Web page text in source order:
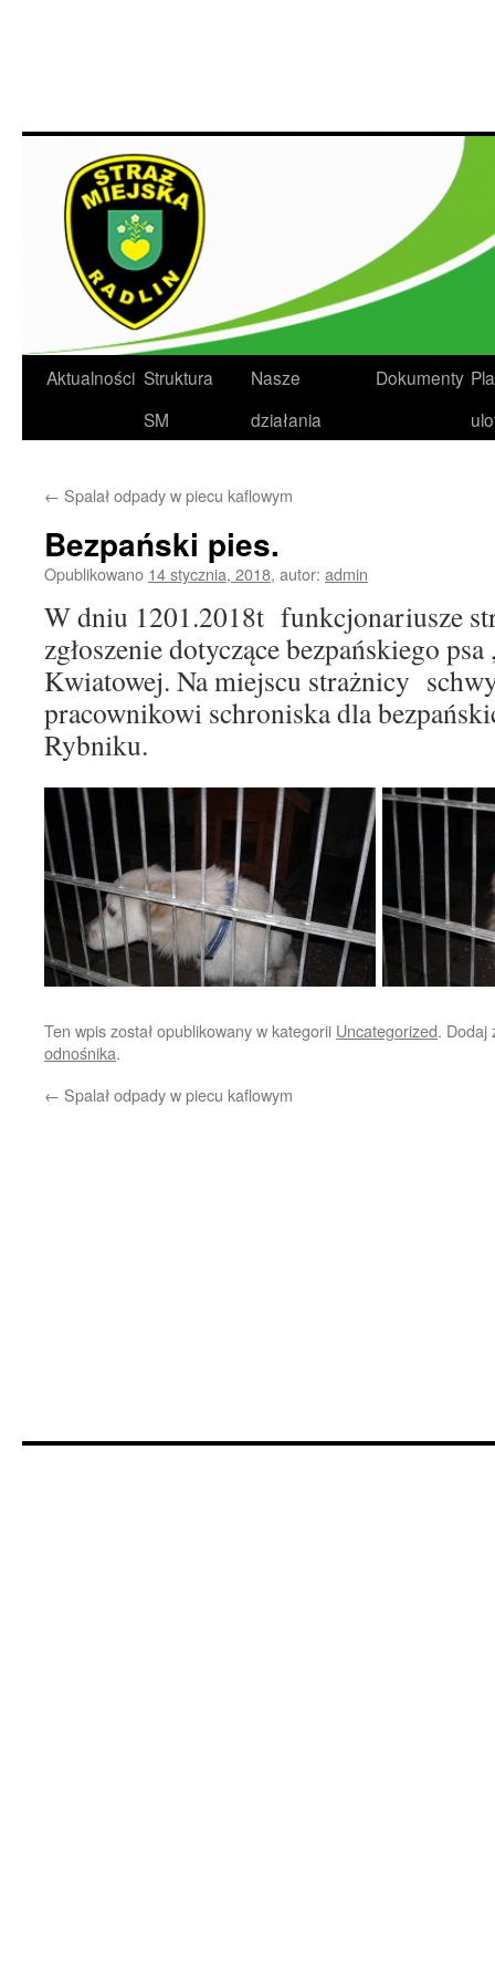
Aktualności Struktura
SM
Nasze
działania
Dokumenty
← Spalał odpady w piecu kaflowym
Bezpański pies.
Opublikowano 14 stycznia, 2018, autor: admin
W dniu 1201.2018t funkcjonariusze
zgłoszenie dotyczące bezpańskiego
Kwiatowej. Na miejscu strażnicy
pracownikowi schroniska dla
Rybniku.
Ten wpis został opublikowany w kategorii Uncategorized. Dodaj
odnośnika.
← Spalał odpady w piecu kaflowym